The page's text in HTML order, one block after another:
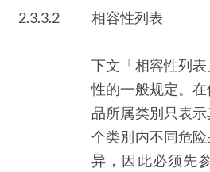
2.3.3.2 相容性列表
下文「相容性列
性的一般规定。
品所属类別只表
个类別内不同危
异，因此必须先